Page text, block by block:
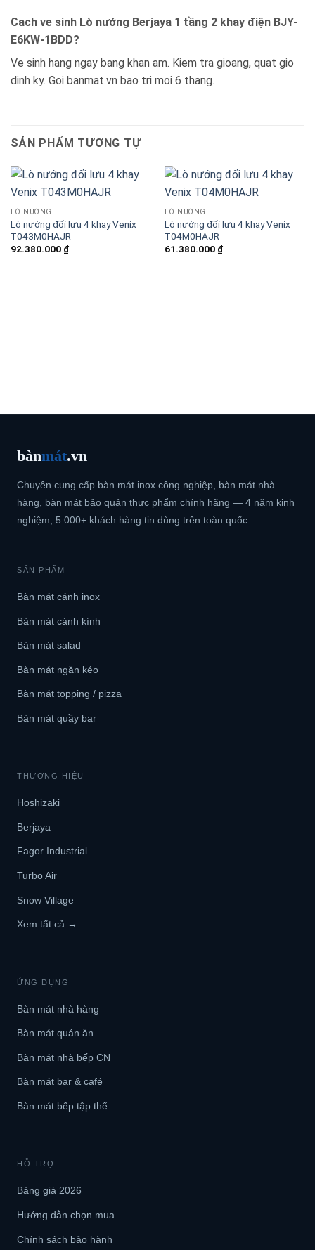
Cach ve sinh Lò nướng Berjaya 1 tầng 2 khay điện BJY-
E6KW-1BDD?
Ve sinh hang ngay bang khan am. Kiem tra gioang, quat gio
dinh ky. Goi banmat.vn bao tri moi 6 thang.
SẢN PHẨM TƯƠNG TỰ
LÒ NƯỚNG
Lò nướng đối lưu 4 khay Venix
T043M0HAJR
92.380.000 ₫
LÒ NƯỚNG
Lò nướng đối lưu 4 khay Venix
T04M0HAJR
61.380.000 ₫
bànmát.vn
Chuyên cung cấp bàn mát inox công nghiệp, bàn mát nhà
hàng, bàn mát bảo quản thực phẩm chính hãng — 4 năm kinh
nghiệm, 5.000+ khách hàng tin dùng trên toàn quốc.
SẢN PHẨM
Bàn mát cánh inox
Bàn mát cánh kính
Bàn mát salad
Bàn mát ngăn kéo
Bàn mát topping / pizza
Bàn mát quầy bar
THƯƠNG HIỆU
Hoshizaki
Berjaya
Fagor Industrial
Turbo Air
Snow Village
Xem tất cả →
ỨNG DỤNG
Bàn mát nhà hàng
Bàn mát quán ăn
Bàn mát nhà bếp CN
Bàn mát bar & café
Bàn mát bếp tập thể
HỖ TRỢ
Bảng giá 2026
Hướng dẫn chọn mua
Chính sách bảo hành